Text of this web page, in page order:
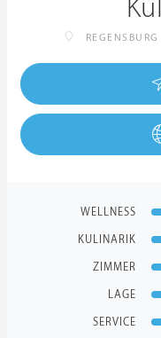
REGENSBURG
WELLNESS
KULINARIK
ZIMMER
LAGE
SERVICE